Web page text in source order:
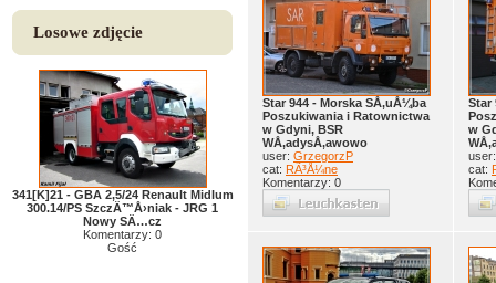
Losowe zdjęcie
341[K]21 - GBA 2,5/24 Renault Midlum
300.14/PS SzczÄ™Å›niak - JRG 1
Nowy SÄ…cz
Komentarzy: 0
Gość
Star 944 - Morska SÅ‚uÅ¼ba
Poszukiwania i Ratownictwa
w Gdyni, BSR
WÅ‚adysÅ‚awowo
user: GrzegorzP
cat: RÃ³Å¼ne
Komentarzy: 0
Star
w
cat: